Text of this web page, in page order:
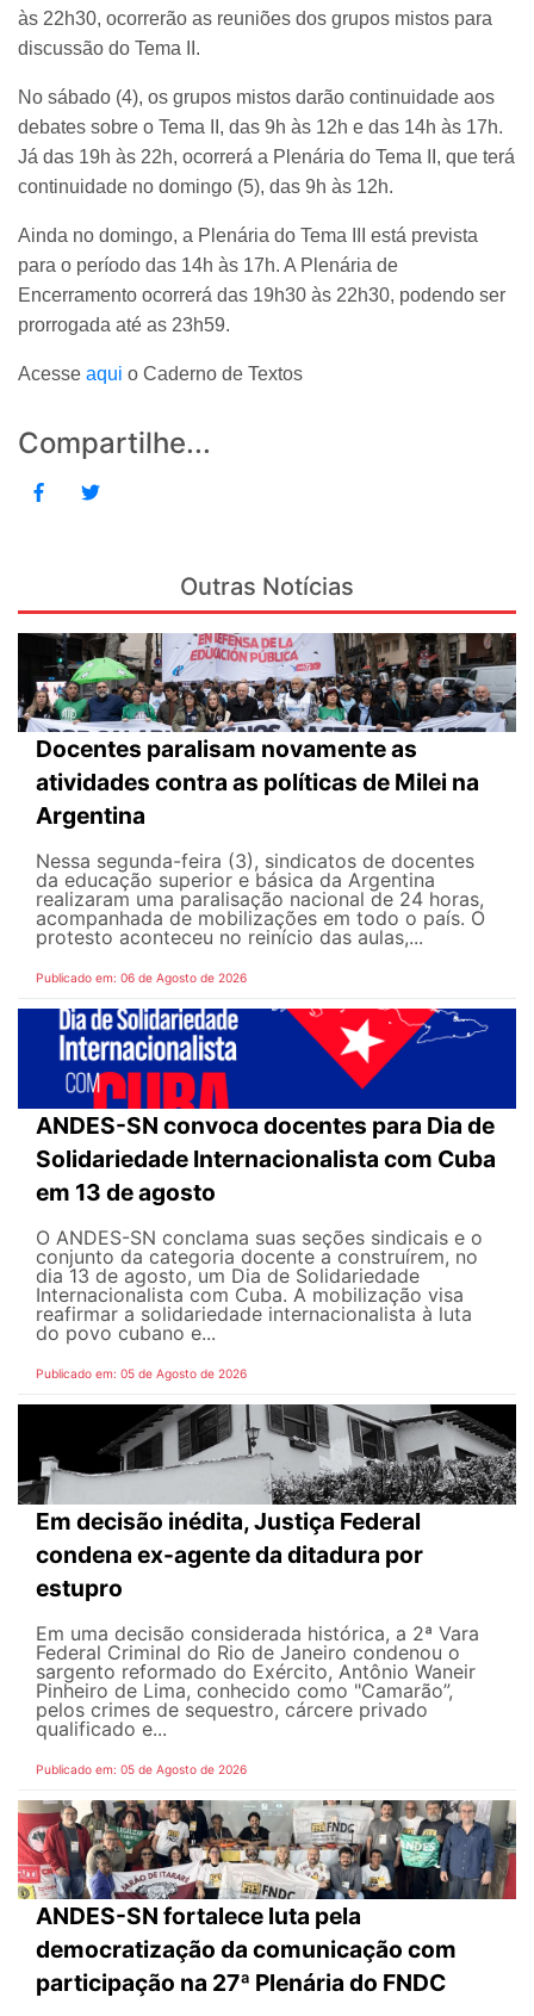
às 22h30, ocorrerão as reuniões dos grupos mistos para
discussão do Tema II.
No sábado (4), os grupos mistos darão continuidade aos
debates sobre o Tema II, das 9h às 12h e das 14h às 17h.
Já das 19h às 22h, ocorrerá a Plenária do Tema II, que terá
continuidade no domingo (5), das 9h às 12h.
Ainda no domingo, a Plenária do Tema III está prevista
para o período das 14h às 17h. A Plenária de
Encerramento ocorrerá das 19h30 às 22h30, podendo ser
prorrogada até as 23h59.
Acesse aqui o Caderno de Textos
Compartilhe...
Outras Notícias
Docentes paralisam novamente as
atividades contra as políticas de Milei na
Argentina
Nessa segunda-feira (3), sindicatos de docentes
da educação superior e básica da Argentina
realizaram uma paralisação nacional de 24 horas,
acompanhada de mobilizações em todo o país. O
protesto aconteceu no reinício das aulas,...
Publicado em: 06 de Agosto de 2026
ANDES-SN convoca docentes para Dia de
Solidariedade Internacionalista com Cuba
em 13 de agosto
O ANDES-SN conclama suas seções sindicais e o
conjunto da categoria docente a construírem, no
dia 13 de agosto, um Dia de Solidariedade
Internacionalista com Cuba. A mobilização visa
reafirmar a solidariedade internacionalista à luta
do povo cubano e...
Publicado em: 05 de Agosto de 2026
Em decisão inédita, Justiça Federal
condena ex-agente da ditadura por
estupro
Em uma decisão considerada histórica, a 2ª Vara
Federal Criminal do Rio de Janeiro condenou o
sargento reformado do Exército, Antônio Waneir
Pinheiro de Lima, conhecido como "Camarão”,
pelos crimes de sequestro, cárcere privado
qualificado e...
Publicado em: 05 de Agosto de 2026
ANDES-SN fortalece luta pela
democratização da comunicação com
participação na 27ª Plenária do FNDC